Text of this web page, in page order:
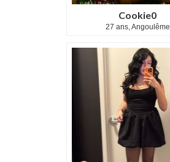
Cookie0
27 ans, Angoulême